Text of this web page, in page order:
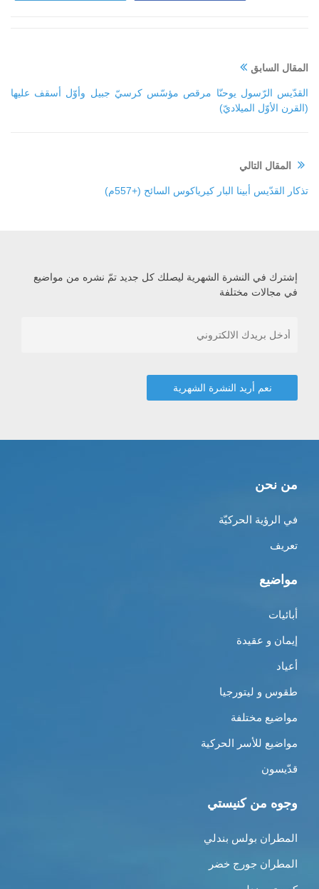
المقال السابق
القدّيس الرّسول يوحنّا مرقص مؤسّس كرسيّ جبيل وأوّل أسقف عليها
(القرن الأوّل الميلاديّ)
المقال التالي
تذكار القدّيس أبينا البار كيرياكوس السائح (+557م)
إشترك في النشرة الشهرية ليصلك كل جديد تمّ نشره من مواضيع
في مجالات مختلفة
من نحن
في الرؤية الحركيّة
تعريف
مواضيع
أبائيات
إيمان و عقيدة
أعياد
طقوس و ليتورجيا
مواضيع مختلفة
مواضيع للأسر الحركية
قدّيسون
وجوه من كنيستي
المطران بولس بندلي
المطران جورج خضر